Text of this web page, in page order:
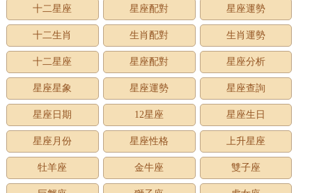
十二星座
星座配對 星座運勢
十二生肖 生肖配對 生肖運勢
十二星座 星座配對 星座分析
星座星象 星座運勢 星座查詢
星座日期 12星座 星座生日
星座月份 星座性格 上升星座
牡羊座 金牛座 雙子座